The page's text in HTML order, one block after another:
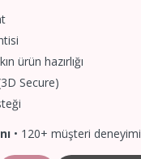
ürün hazırlığı
Secure)
• 120+ müşteri deneyimi